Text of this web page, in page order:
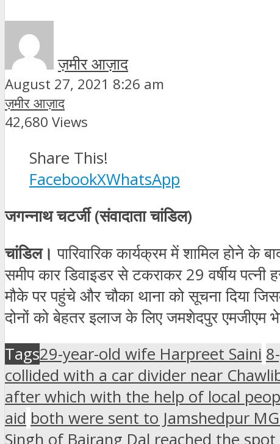
ज़मीर आज़ाद
August 27, 2021 8:26 am
ज़मीर आज़ाद
42,680 Views
Share This!
FacebookXWhatsApp
जगन्नाथ चटर्जी (संवादाता चांडिल)
चांडिल। पारिवारिक कार्यक्रम में शामिल होने के
समीप कार डिवाइडर से टकराकर 29 वर्षीय
मौके पर पहुंचे और चौका थाना को सूचना दिया
दोनों को बेहतर इलाज के लिए जमशेदपुर एमजीएम
Tags29-year-old wife Harpreet Saini
collided with a car divider near
after which with the help of local
aid both were sent to Jamshedpur
Singh of Bajrang Dal reached the